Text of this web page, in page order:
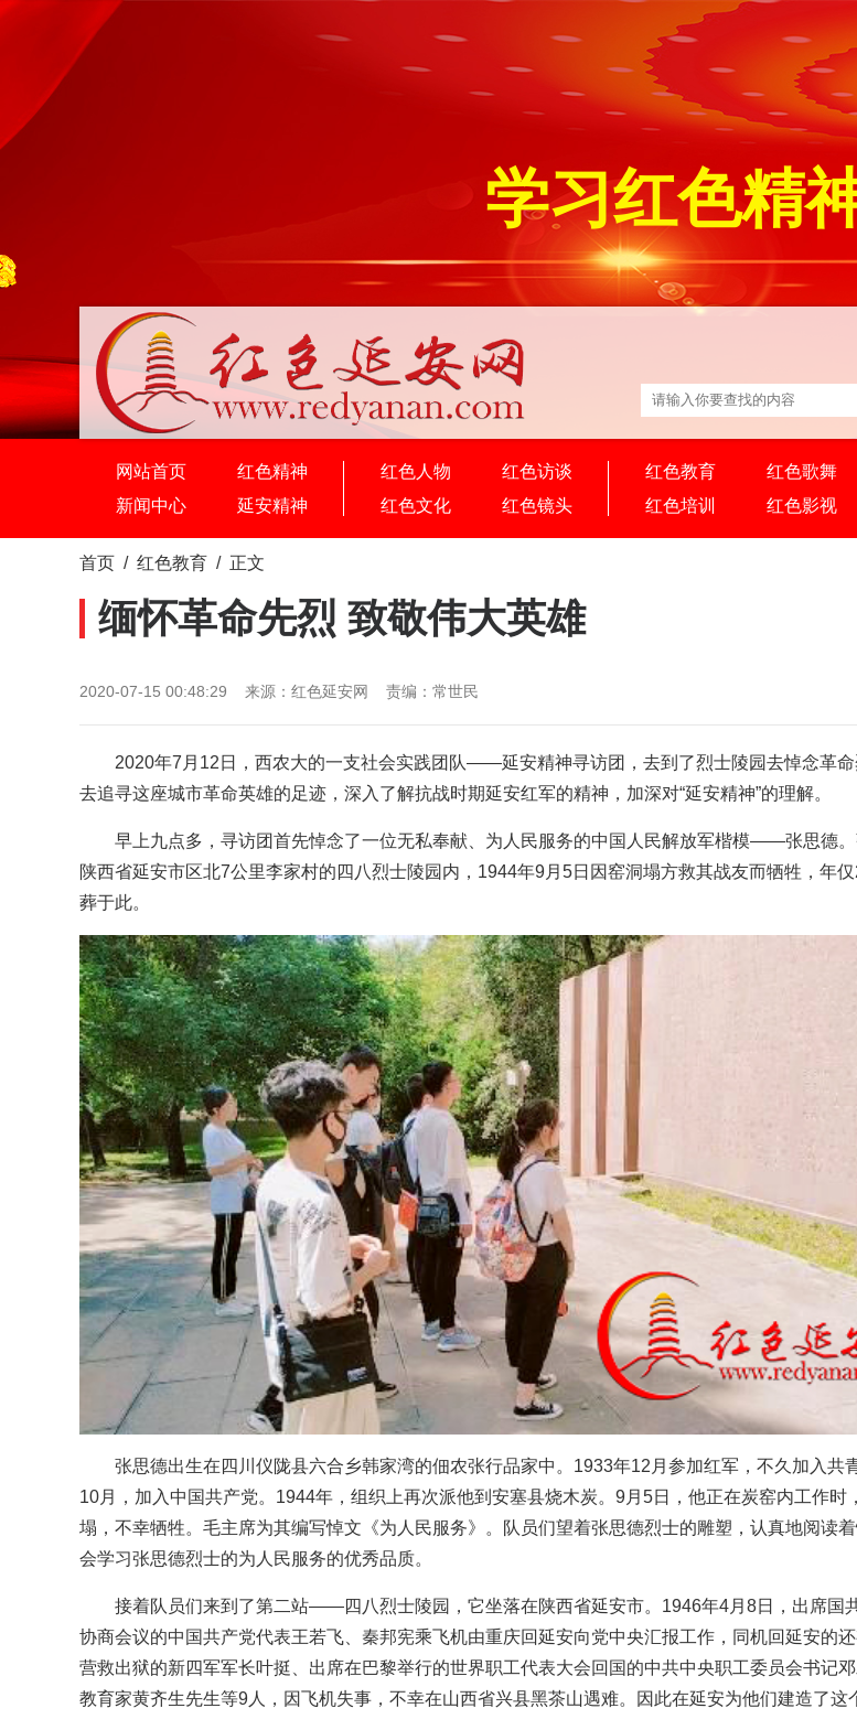
学习红色精
网站首页
红色精神
新闻中心
延安精神
红色人物
红色访谈
红色文化
红色镜头
红色教育
红色歌舞
红色培训
红色影视
首页 / 红色教育 / 正文
缅怀革命先烈 致敬伟大英雄
2020-07-15 00:48:29 来源：红色延安网 责编：常世民
2020年7月12日，西农大的一支社会实践团队——延安精神寻访团，去到了烈士陵园去悼念革
去追寻这座城市革命英雄的足迹，深入了解抗战时期延安红军的精神，加深对“延安精神”的理解。
早上九点多，寻访团首先悼念了一位无私奉献、为人民服务的中国人民解放军楷模——张思德
陕西省延安市区北7公里李家村的四八烈士陵园内，1944年9月5日因窑洞塌方救其战友而牺牲，年
葬于此。
张思德出生在四川仪陇县六合乡韩家湾的佃农张行品家中。1933年12月参加红军，不久加入共
10月，加入中国共产党。1944年，组织上再次派他到安塞县烧木炭。9月5日，他正在炭窑内工作时
塌，不幸牺牲。毛主席为其编写悼文《为人民服务》。队员们望着张思德烈士的雕塑，认真地阅读
会学习张思德烈士的为人民服务的优秀品质。
接着队员们来到了第二站——四八烈士陵园，它坐落在陕西省延安市。1946年4月8日，出席国
协商会议的中国共产党代表王若飞、秦邦宪乘飞机由重庆回延安向党中央汇报工作，同机回延安的
营救出狱的新四军军长叶挺、出席在巴黎举行的世界职工代表大会回国的中共中央职工委员会书记
教育家黄齐生先生等9人，因飞机失事，不幸在山西省兴县黑茶山遇难。因此在延安为他们建造了这